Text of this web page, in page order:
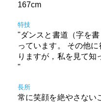
167cm
特技
"ダンスと書道（字を
っています。 その他
りますが，私を見て知
"
長所
常に笑顔を絶やさない